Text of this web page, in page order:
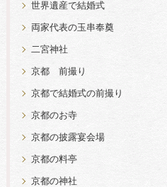
世界遺産で結婚式
両家代表の玉串奉奠
二宮神社
京都 前撮り
京都で結婚式の前撮り
京都のお寺
京都の披露宴会場
京都の料亭
京都の神社